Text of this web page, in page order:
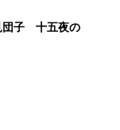
団子 十五夜の